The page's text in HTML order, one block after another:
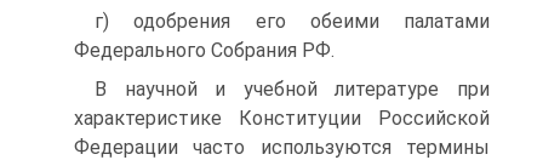
г) одобрения его обеими палатами
Федерального Собрания РФ.
В научной и учебной литературе при
характеристике Конституции Российской
Федерации часто используются термины